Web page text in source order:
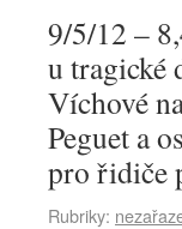
9/5/12 –
u tragické
Víchové
Peguet a
pro
Rubriky: